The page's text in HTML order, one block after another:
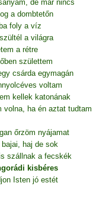
de már nincs
a dombtetőn
foly a víz
a világra
a rétre
születtem
csárda egymagán
voltam
kellek katonának
volna, ha én aztat tudtam
őrzöm nyájamat
haj de sok
szállnak a fecskék
kisbéres
Isten jó estét